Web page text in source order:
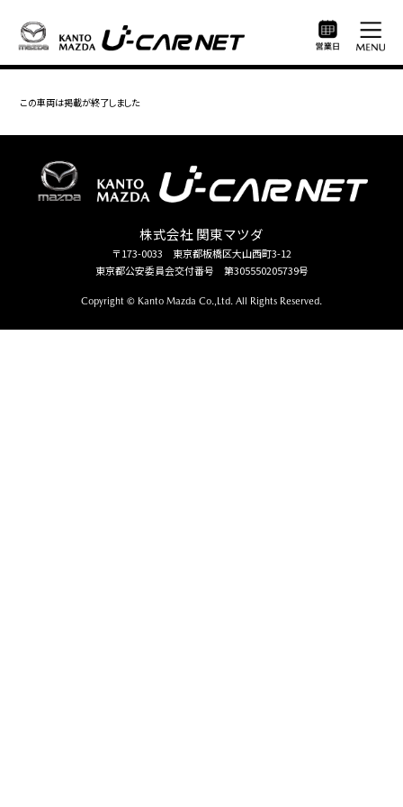
この車両は掲載が終了しました
株式会社 関東マツダ
〒173-0033 東京都板橋区大山西町3-12
東京都公安委員会交付番号 第305550205739号
Copyright © Kanto Mazda Co.,Ltd. All Rights Reserved.